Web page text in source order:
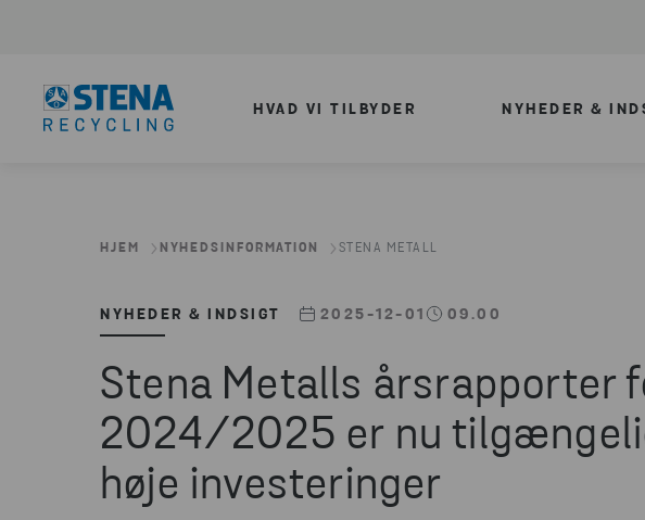
HVAD VI TILBYDER NYHEDER &
HJEM NYHEDSINFORMATION STENA METALL
NYHEDER & INDSIGT 2025-12-01 09.00
Stena Metalls årsrapporter
2024/2025 er nu
høje investeringer